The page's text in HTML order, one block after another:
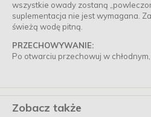
wszystkie owady zostaną
suplementacja nie jest wymagana.
świeżą wodę pitną.
PRZECHOWYWANIE:
Po otwarciu przechowuj w chłodnym,
Zobacz także